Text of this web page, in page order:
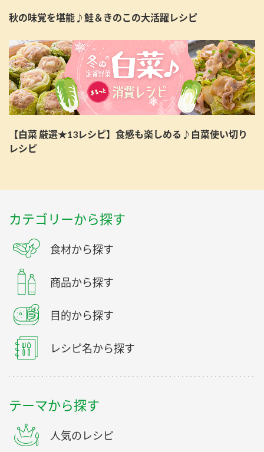
秋の味覚を堪能♪鮭＆きのこの大活躍レシピ
【白菜 厳選★13レシピ】食感も楽しめる♪白菜使い切り
レシピ
カテゴリーから探す
食材から探す
商品から探す
目的から探す
レシピ名から探す
テーマから探す
人気のレシピ